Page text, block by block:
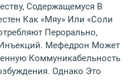
Содержащемуся В
Как «мяу» Или «соли
Перорально,
Мефедрон Может
Коммуникабельность
Однако Это